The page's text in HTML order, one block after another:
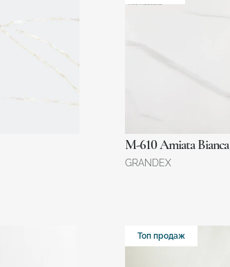
M-610 Amiata Bianca
GRANDEX
Топ продаж